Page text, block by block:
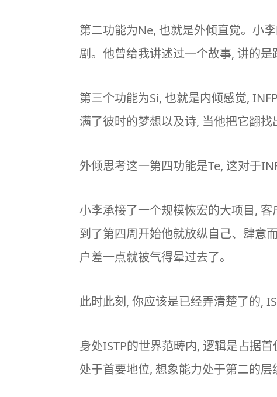
第二功能为Ne, 也就是外倾直觉。小
剧。他曾给我讲述过一个故事, 讲的
第三个功能为Si, 也就是内倾感觉,
满了彼时的梦想以及诗, 当他把它翻找
外倾思考这一第四功能是Te, 这对于
小李承接了一个规模恢宏的大项目,
到了第四周开始他就放纵自己、肆意
户差一点就被气得晕过去了。
此时此刻, 你应该是已经弄清楚了的,
身处ISTP的世界范畴内, 逻辑是占据
处于首要地位, 想象能力处于第二的层